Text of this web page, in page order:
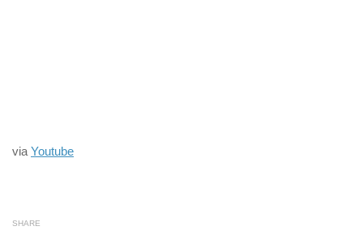
via Youtube
SHARE